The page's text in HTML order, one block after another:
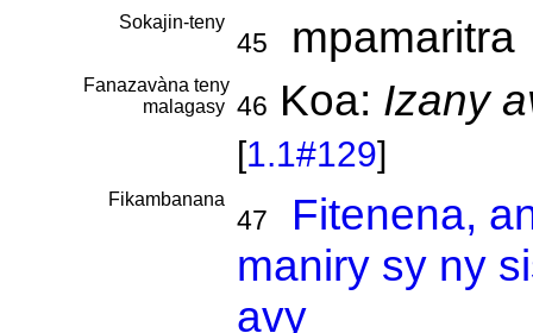
Sokajin-teny
45 mpamaritra
Fanazavàna teny
malagasy 46 Koa: Izany
[1.1#129]
Fikambanana
47
Fitenena,
maniry sy ny
avy